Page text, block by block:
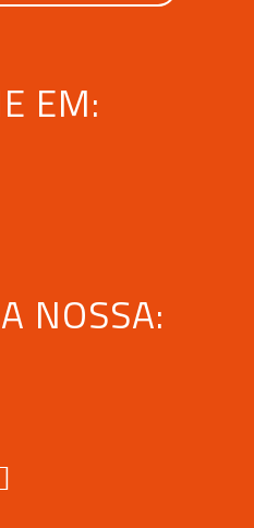
EM:
NOSSA: